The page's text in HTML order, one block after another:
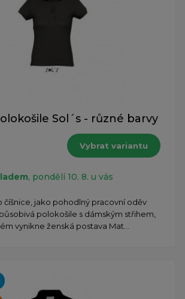
Sol´s - různé barvy
Vybrat variantu
, pondělí 10. 8. u vás
číšnice, jako pohodlný pracovní oděv
polokošile s dámským střihem,
vynikne ženská postava Mat...